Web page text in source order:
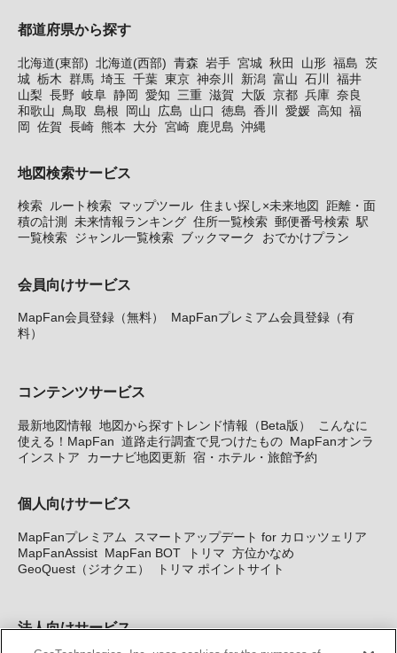
都道府県から探す
北海道(東部) 北海道(西部) 青森 岩手 宮城 秋田 山形 福島 茨
城 栃木 群馬 埼玉 千葉 東京 神奈川 新潟 富山 石川
福井
山梨 長野 岐阜 静岡 愛知 三重 滋賀 大阪 京都 兵庫 奈良
和歌山
鳥取 島根 岡山 広島 山口 徳島 香川 愛媛 高知 福
岡 佐賀 長崎 熊本 大分 宮崎 鹿児島 沖縄
地図検索サービス
検索 ルート検索 マップツール 住まい探し×未来地図
距離・面
積の計測
未来情報ランキング 住所一覧検索 郵便番号検索 駅
一覧検索 ジャンル一覧検索 ブックマーク おでかけプラン
会員向けサービス
MapFan会員登録（無料）
MapFanプレミアム会員登録（有
料）
コンテンツサービス
最新地図情報 地図から探すトレンド情報（Beta版）
こんなに
使える！MapFan 道路走行調査で見つけたもの MapFanオンラ
インストア
カーナビ地図更新 宿・ホテル・旅館予約
個人向けサービス
MapFanプレミアム
スマートアップデート for カロッツェリア
MapFanAssist MapFan BOT トリマ 方位かなめ
GeoQuest（ジオクエ）
トリマ ポイントサイト
法人向けサービス